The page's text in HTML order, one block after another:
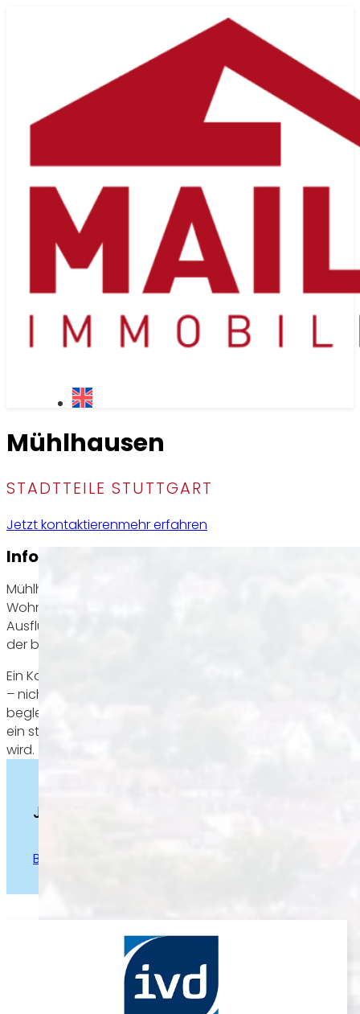
Mühlhausen
STADTTEILE STUTTGART
Jetzt kontaktierenmehr erfahren
Information
Mühlhausen liegt im Norden Stuttgarts entlang des
Wohngebieten, Natur und historischer Architektur.
Ausflugsziel, die schönen Weinberghänge mit ihren
der bekanntesten Weinlagen der Region. Familien und
Ein Kauf oder Verkauf in Mühlhausen ist attraktiv, da
– nicht zuletzt wegen der grünen Lage und der guten
begleitet Sie professionell und persönlich beim Verkauf
ein starkes Netzwerk sorgen dafür, dass Ihre Immobilie
wird.
Jetzt unverbindlich beraten lassen!
Beratung anfordern